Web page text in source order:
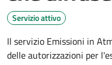
Dettagli del
Servizio attivo
Il servizio Emissioni in
delle autorizzazioni per